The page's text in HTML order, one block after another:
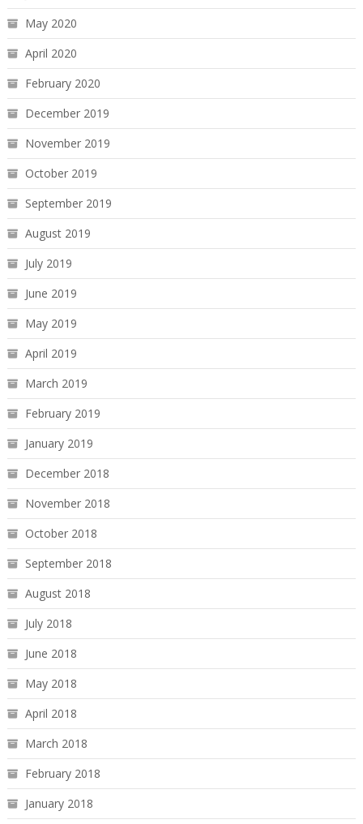
May 2020
April 2020
February 2020
December 2019
November 2019
October 2019
September 2019
August 2019
July 2019
June 2019
May 2019
April 2019
March 2019
February 2019
January 2019
December 2018
November 2018
October 2018
September 2018
August 2018
July 2018
June 2018
May 2018
April 2018
March 2018
February 2018
January 2018